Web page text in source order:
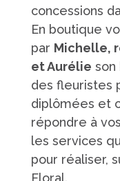
concessions
En boutique
par Michelle,
et Aurélie son
des fleuristes
diplômées et
répondre à
les services
pour réaliser,
Floral.